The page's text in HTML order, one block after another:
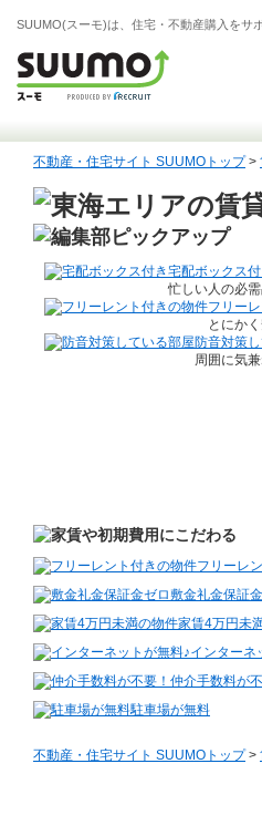
SUUMO(スーモ)は、住宅・不動産購入をサ
不動産・住宅サイト SUUMOトップ>
宅配ボックス付
忙しい人の必
フリー
とにか
防音対策
周囲に気
フリーレ
敷金礼金保証
家賃4万円未
インターネ
仲介手数料が不
駐車場が無料
不動産・住宅サイト SUUMOトップ>